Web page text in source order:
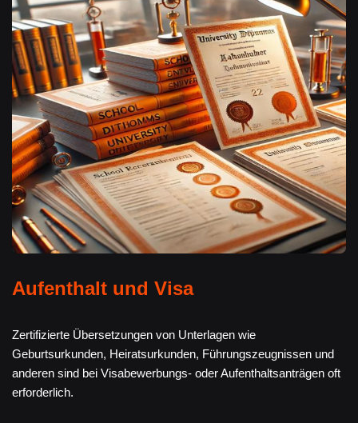
Aufenthalt und Visa
Zertifizierte Übersetzungen von Unterlagen wie
Geburtsurkunden, Heiratsurkunden, Führungszeugnissen und
anderen sind bei Visabewerbungs- oder Aufenthaltsanträgen oft
erforderlich.